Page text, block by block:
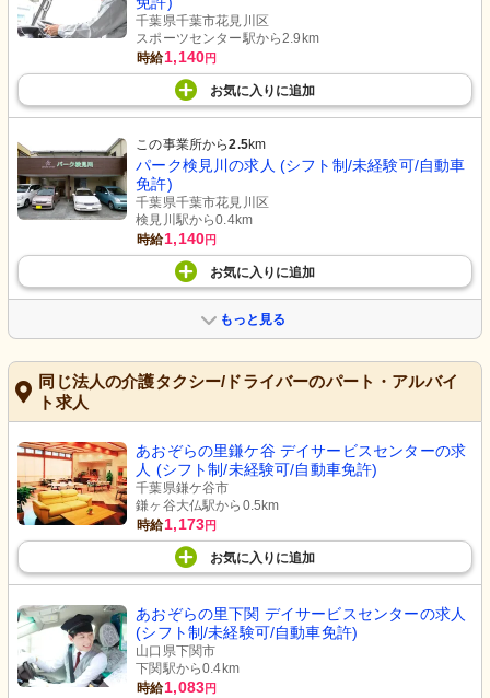
千葉県千葉市花見川区
スポーツセンター駅から2.9km
時給1,140円
お気に入り に追加
この事業所から2.5km
パーク検見川の求人 (シフト制/未経験可/自動車
免許)
千葉県千葉市花見川区
検見川駅から0.4km
時給1,140円
お気に入り に追加
もっと見る
同じ法人の介護タクシー/ドライバーのパート・アルバイ
ト求人
あおぞらの里鎌ケ谷 デイサービスセンターの求
人 (シフト制/未経験可/自動車免許)
千葉県鎌ケ谷市
鎌ヶ谷大仏駅から0.5km
時給1,173円
お気に入り に追加
あおぞらの里下関 デイサービスセンターの求人
(シフト制/未経験可/自動車免許)
山口県下関市
下関駅から0.4km
時給1,083円